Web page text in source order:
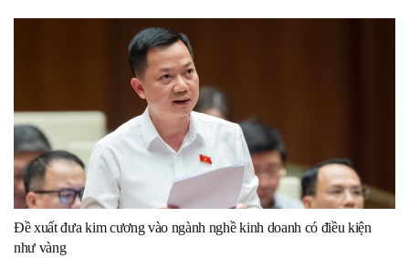
Đề xuất đưa kim cương vào ngành nghề kinh doanh có điều kiện
như vàng